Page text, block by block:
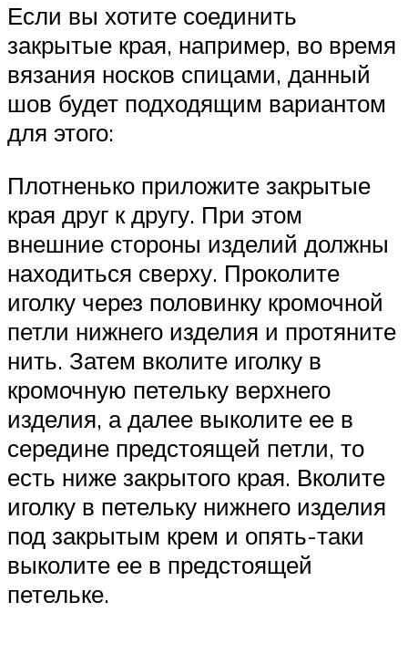
Если вы хотите соединить
закрытые края, например, во время
вязания носков спицами, данный
шов будет подходящим вариантом
для этого:
Плотненько приложите закрытые
края друг к другу. При этом
внешние стороны изделий должны
находиться сверху. Проколите
иголку через половинку кромочной
петли нижнего изделия и протяните
нить. Затем вколите иголку в
кромочную петельку верхнего
изделия, а далее выколите ее в
середине предстоящей петли, то
есть ниже закрытого края. Вколите
иголку в петельку нижнего изделия
под закрытым крем и опять-таки
выколите ее в предстоящей
петельке.